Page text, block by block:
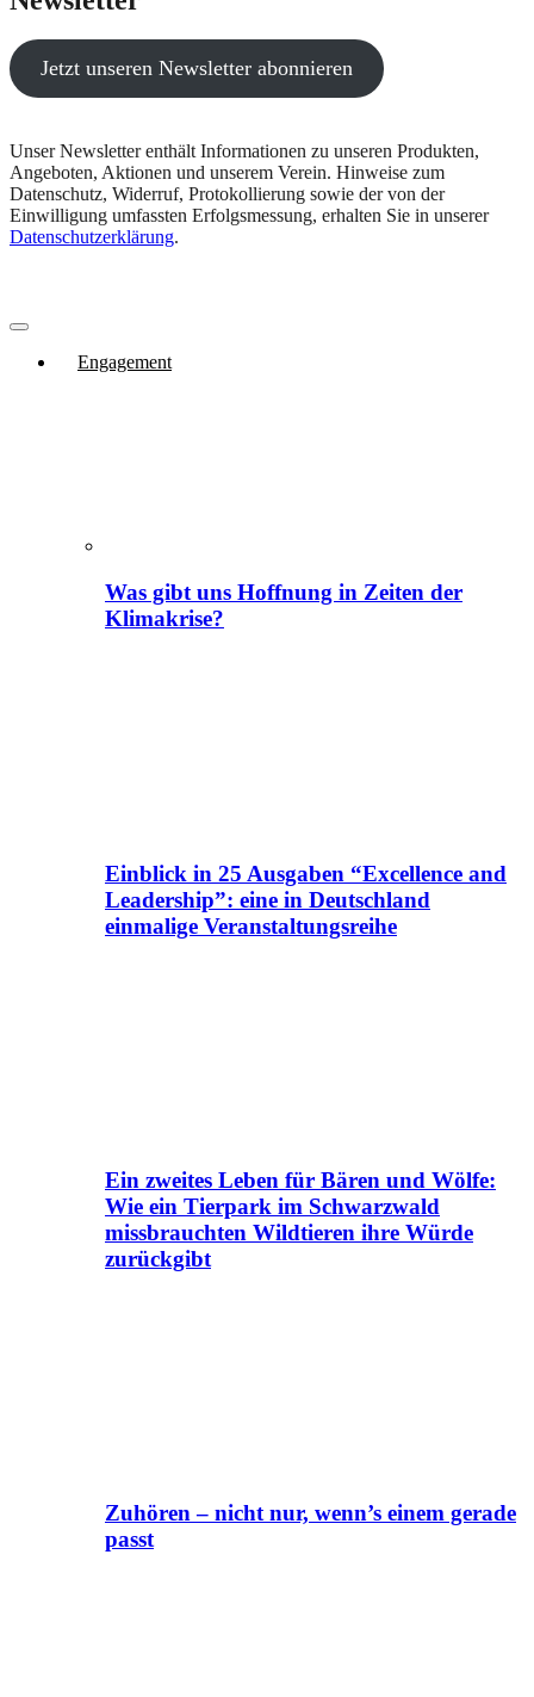
Jetzt unseren Newsletter abonnieren
Unser Newsletter enthält Informationen zu unseren Produkten,
Angeboten, Aktionen und unserem Verein. Hinweise zum
Datenschutz, Widerruf, Protokollierung sowie der von der
Einwilligung umfassten Erfolgsmessung, erhalten Sie in unserer
Datenschutzerklärung.
Engagement
Was gibt uns Hoffnung in Zeiten der
Klimakrise?
Einblick in 25 Ausgaben “Excellence and
Leadership”: eine in Deutschland
einmalige Veranstaltungsreihe
Ein zweites Leben für Bären und Wölfe:
Wie ein Tierpark im Schwarzwald
missbrauchten Wildtieren ihre Würde
zurückgibt
Zuhören – nicht nur, wenn’s einem gerade
passt